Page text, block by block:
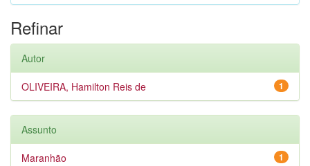
Refinar
Autor
1
OLIVEIRA, Hamilton Reis de
Assunto
1
Maranhão